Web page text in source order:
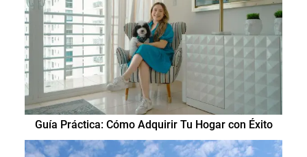
Guía Práctica: Cómo Adquirir Tu Hogar con Éxito